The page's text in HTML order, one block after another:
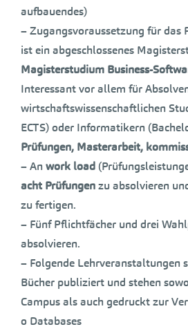
aufbauendes)
– Zugangsvoraussetzung für das
ist ein abgeschlossenes
Magisterstudium Business-
Interessant vor allem für
wirtschaftswissenschaftlichen
ECTS) oder Informatikern
Prüfungen, Masterarbeit,
– An work load
acht Prüfungenzu absolvieren
zu fertigen.
– Fünf Pflichtfächer und drei
absolvieren.
– Folgende Lehrveranstaltungen
Bücher publiziert und stehen
Campus als auch gedruckt zur
o Databases